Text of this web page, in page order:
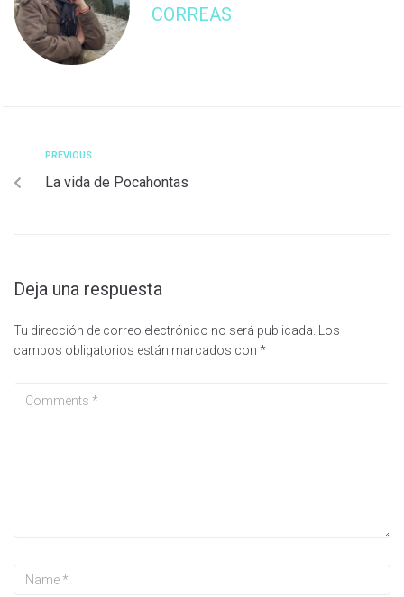
CORREAS
PREVIOUS
La vida de Pocahontas
Deja una respuesta
Tu dirección de correo electrónico no será publicada.
Los
campos obligatorios están marcados con *